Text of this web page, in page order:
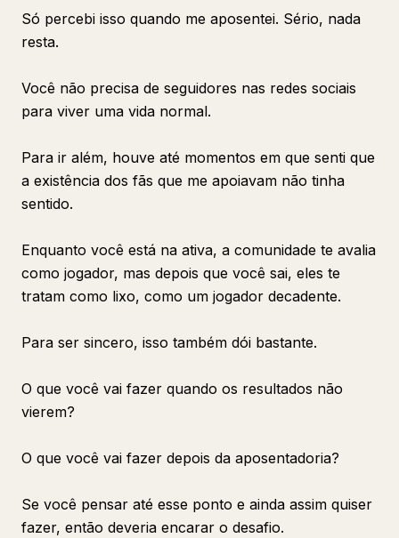
Só percebi isso quando me aposentei. Sério, nada
resta.
Você não precisa de seguidores nas redes sociais
para viver uma vida normal.
Para ir além, houve até momentos em que senti que
a existência dos fãs que me apoiavam não tinha
sentido.
Enquanto você está na ativa, a comunidade te avalia
como jogador, mas depois que você sai, eles te
tratam como lixo, como um jogador decadente.
Para ser sincero, isso também dói bastante.
O que você vai fazer quando os resultados não
vierem?
O que você vai fazer depois da aposentadoria?
Se você pensar até esse ponto e ainda assim quiser
fazer, então deveria encarar o desafio.